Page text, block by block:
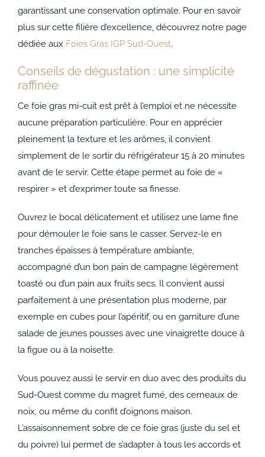
garantissant une conservation optimale. Pour en savoir
plus sur cette filière d’excellence, découvrez notre page
dédiée aux Foies Gras IGP Sud-Ouest.
Conseils de dégustation : une simplicité
raffinée
Ce foie gras mi-cuit est prêt à l’emploi et ne nécessite
aucune préparation particulière. Pour en apprécier
pleinement la texture et les arômes, il convient
simplement de le sortir du réfrigérateur 15 à 20 minutes
avant de le servir. Cette étape permet au foie de «
respirer » et d’exprimer toute sa finesse.
Ouvrez le bocal délicatement et utilisez une lame fine
pour démouler le foie sans le casser. Servez-le en
tranches épaisses à température ambiante,
accompagné d’un bon pain de campagne légèrement
toasté ou d’un pain aux fruits secs. Il convient aussi
parfaitement à une présentation plus moderne, par
exemple en cubes pour l’apéritif, ou en garniture d’une
salade de jeunes pousses avec une vinaigrette douce à
la figue ou à la noisette.
Vous pouvez aussi le servir en duo avec des produits du
Sud-Ouest comme du magret fumé, des cerneaux de
noix, ou même du confit d’oignons maison.
L’assaisonnement sobre de ce foie gras (juste du sel et
du poivre) lui permet de s’adapter à tous les accords et